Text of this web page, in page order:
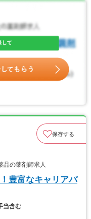
保存する
品の薬剤師求人
豊富なキャリアパ
当含む